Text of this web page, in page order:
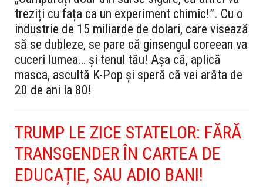
treziți cu fața ca un experiment chimic!”. Cu o
industrie de 15 miliarde de dolari, care visează
să se dubleze, se pare că ginsengul coreean va
cuceri lumea… și tenul tău! Așa că, aplică
masca, ascultă K-Pop și speră că vei arăta de
20 de ani la 80!
TRUMP LE ZICE STATELOR: FĂRĂ
TRANSGENDER ÎN CARTEA DE
EDUCAȚIE, SAU ADIO BANI!